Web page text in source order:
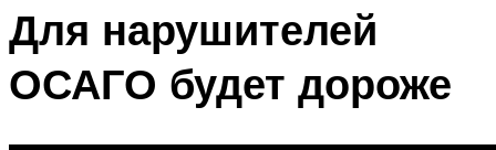
Для нарушителей
ОСАГО будет дороже